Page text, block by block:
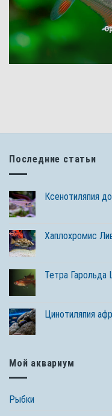
Последние статьи
Ксенотиляпия
Хаплохромис
Тетра Гарольда
Цинотиляпия
Мой аквариум
Рыбки